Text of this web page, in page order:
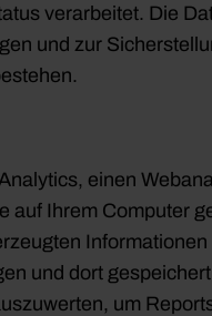
verarbeitet. Die
und zur
einen
auf Ihrem Computer
und dort
um